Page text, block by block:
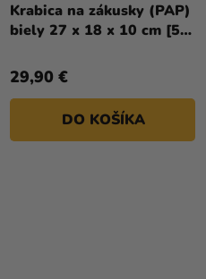
Krabica na zákusky (PAP)
biely 27 x 18 x 10 cm [50
29,90 €
DO KOŠÍKA